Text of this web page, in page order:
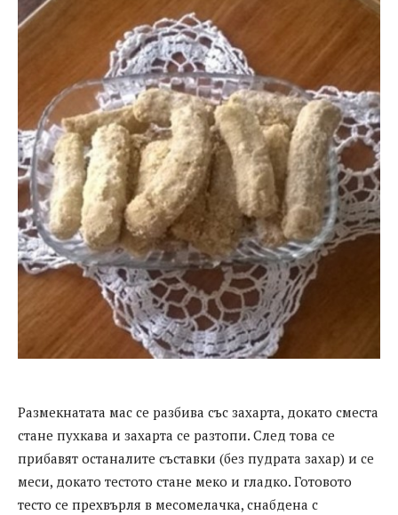
Размекнатата мас се разбива със захарта, докато сместа
стане пухкава и захарта се разтопи. След това се
прибавят останалите съставки (без пудрата захар) и се
меси, докато тестото стане меко и гладко. Готовото
тесто се прехвърля в месомелачка, снабдена с